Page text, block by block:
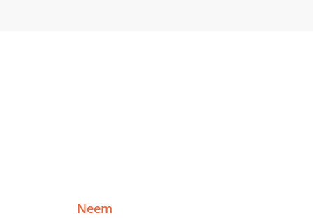
Neem